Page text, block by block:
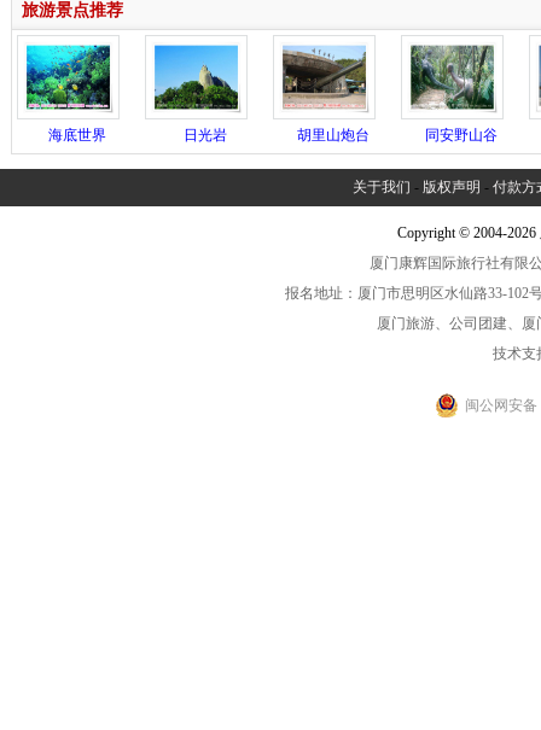
旅游景点推荐
海底世界 日光岩 胡里山炮台 同安野山谷
关于我们 - 版权声明 - 付款方
Copyright © 2004-
厦门康辉国际旅行社有限
报名地址：厦门市思明区水仙路33-102
厦门旅游、公司团建、
技术支
闽公网安备